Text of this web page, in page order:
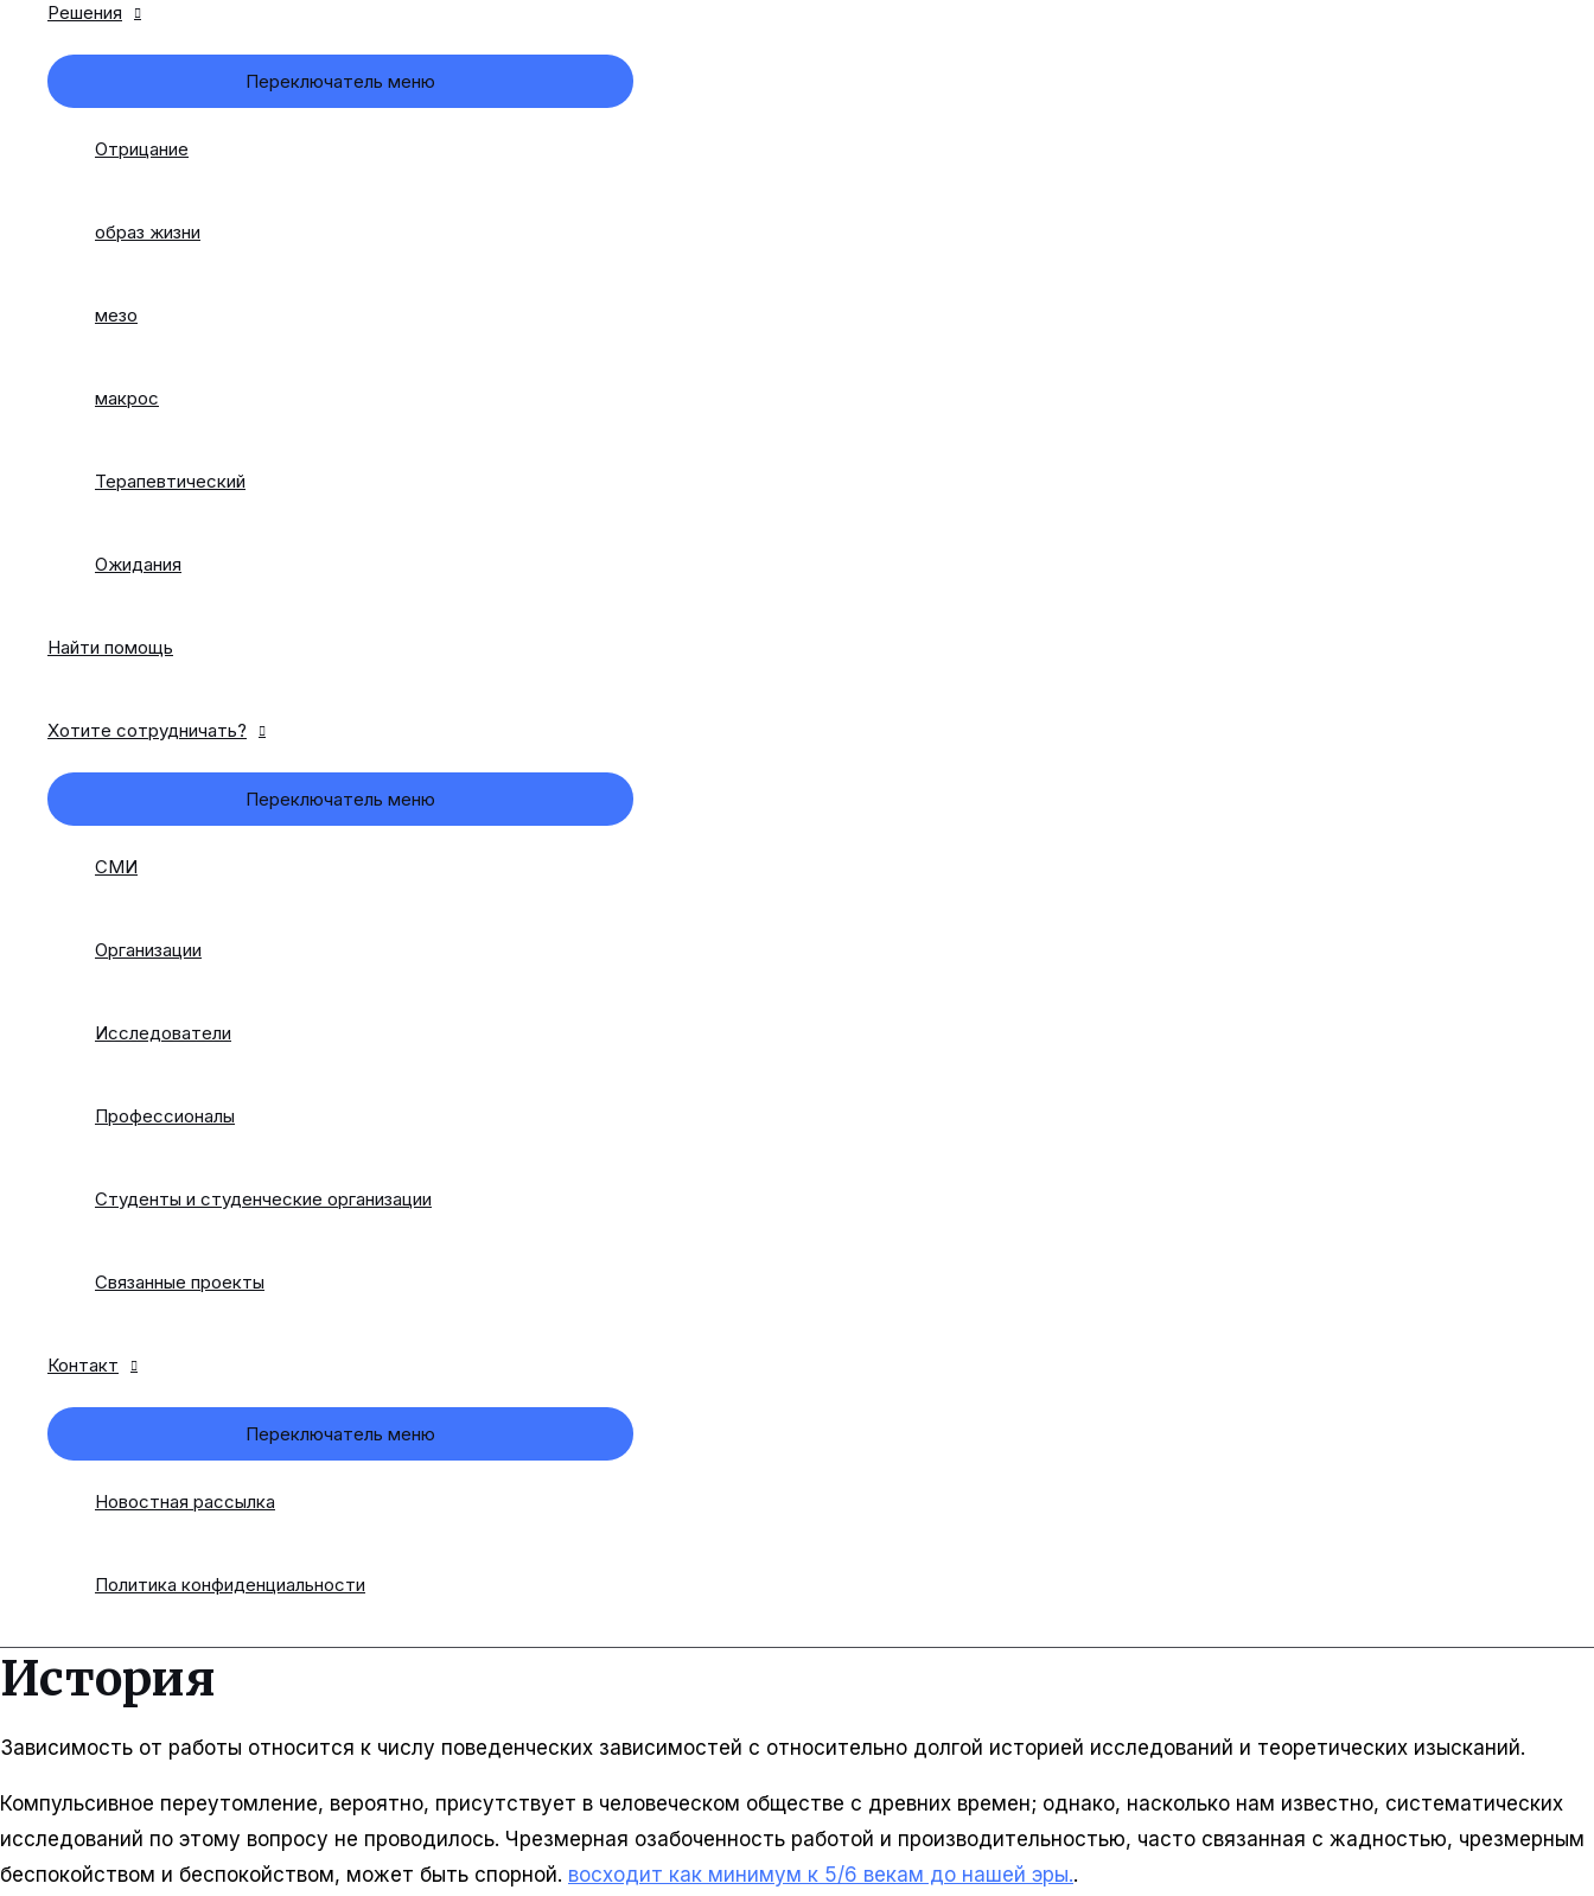
Решения
Переключатель меню
Отрицание
образ жизни
мезо
макрос
Терапевтический
Ожидания
Найти помощь
Хотите сотрудничать?
Переключатель меню
СМИ
Организации
Исследователи
Профессионалы
Студенты и студенческие организации
Связанные проекты
Контакт
Переключатель меню
Новостная рассылка
Политика конфиденциальности
История
Зависимость от работы относится к числу поведенческих зависимостей с относительно долгой историей исследований и теоретических изысканий.
Компульсивное переутомление, вероятно, присутствует в человеческом обществе с древних времен; однако, насколько нам известно, систематических
исследований по этому вопросу не проводилось. Чрезмерная озабоченность работой и производительностью, часто связанная с жадностью, чрезмерным
беспокойством и беспокойством, может быть спорной. восходит как минимум к 5/6 векам до нашей эры..